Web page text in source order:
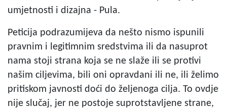
umjetnosti i dizajna - Pula.
Peticija podrazumijeva da nešto nismo ispunili
pravnim i legitimnim sredstvima ili da nasuprot
nama stoji strana koja se ne slaže ili se protivi
našim ciljevima, bili oni opravdani ili ne, ili želimo
pritiskom javnosti doći do željenoga cilja. To ovdje
nije slučaj, jer ne postoje suprotstavljene strane,